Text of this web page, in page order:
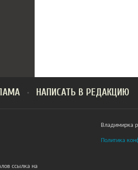
НАПИСАТЬ В РЕДАКЦИЮ
ссылка на
Владимирка
Политика